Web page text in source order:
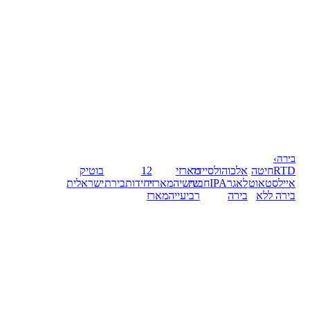
בירה›
RTDחיטה
איילסטאוט
בירה ללא
אלכוהולסיידר
לאגרIPAחבית
בירה
מארזי
שישיהמארזי
רביעייהמארז
12
יחידותבירת
בוטיק
ישראלית